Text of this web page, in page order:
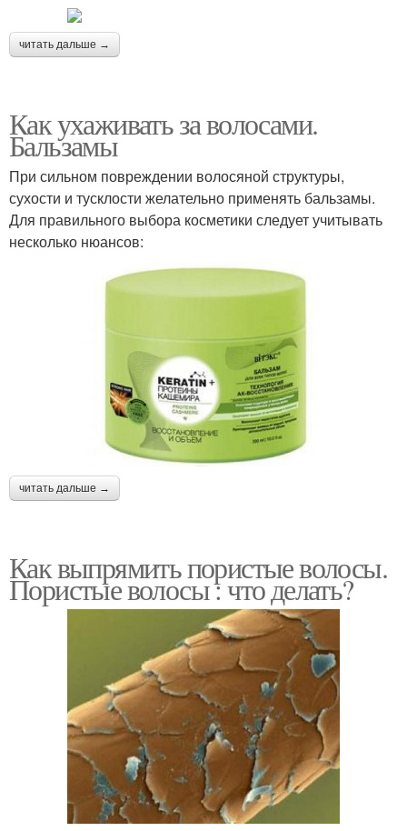
читать дальше →
Как ухаживать за волосами.
Бальзамы
При сильном повреждении волосяной структуры,
сухости и тусклости желательно применять бальзамы.
Для правильного выбора косметики следует учитывать
несколько нюансов:
читать дальше →
Как выпрямить пористые волосы.
Пористые волосы : что делать?